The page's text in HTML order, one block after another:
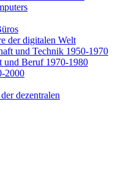
der digitalen Welt
und Technik 1950-1970
und Beruf 1970-1980
2000
dezentralen